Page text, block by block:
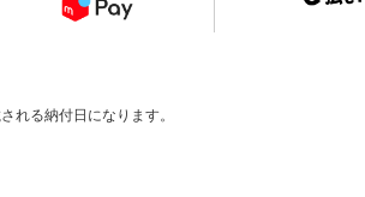
れる納付日になります。